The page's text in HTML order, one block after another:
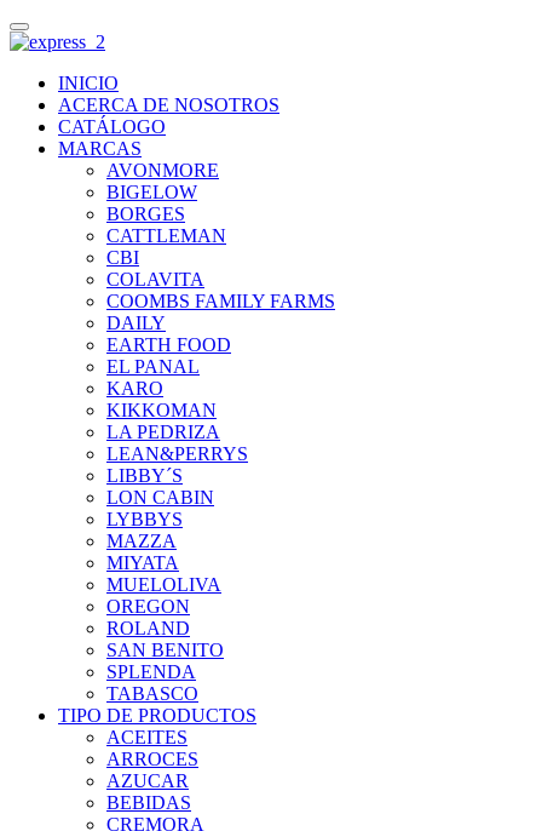
INICIO
ACERCA DE NOSOTROS
CATÁLOGO
MARCAS
AVONMORE
BIGELOW
BORGES
CATTLEMAN
CBI
COLAVITA
COOMBS FAMILY FARMS
DAILY
EARTH FOOD
EL PANAL
KARO
KIKKOMAN
LA PEDRIZA
LEAN&PERRYS
LIBBY´S
LON CABIN
LYBBYS
MAZZA
MIYATA
MUELOLIVA
OREGON
ROLAND
SAN BENITO
SPLENDA
TABASCO
TIPO DE PRODUCTOS
ACEITES
ARROCES
AZUCAR
BEBIDAS
CREMORA